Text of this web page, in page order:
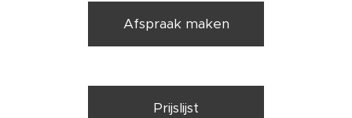
Afspraak maken
Prijslijst